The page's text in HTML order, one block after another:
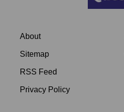
About
Sitemap
RSS Feed
Privacy Policy